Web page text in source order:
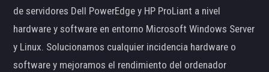
de servidores Dell PowerEdge y HP ProLiant a nivel
hardware y software en entorno Microsoft Windows Server
y Linux. Solucionamos cualquier incidencia hardware o
software y mejoramos el rendimiento del ordenador